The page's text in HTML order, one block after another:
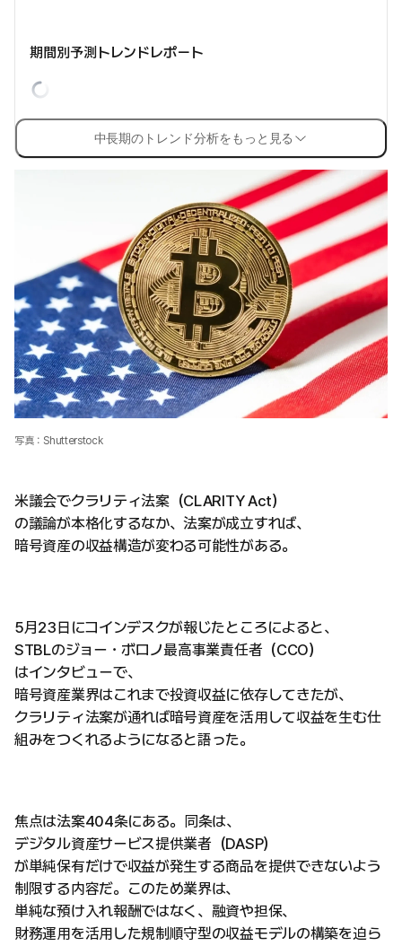
期間別予測トレンドレポート
中長期のトレンド分析をもっと見る
写真：Shutterstock
米議会でクラリティ法案（CLARITY Act）
の議論が本格化するなか、法案が成立すれば、
暗号資産の収益構造が変わる可能性がある。
5月23日にコインデスクが報じたところによると、
STBLのジョー・ボロノ最高事業責任者（CCO）
はインタビューで、
暗号資産業界はこれまで投資収益に依存してきたが、
クラリティ法案が通れば暗号資産を活用して収益を生む仕
組みをつくれるようになると語った。
焦点は法案404条にある。同条は、
デジタル資産サービス提供業者（DASP）
が単純保有だけで収益が発生する商品を提供できないよう
制限する内容だ。このため業界は、
単純な預け入れ報酬ではなく、融資や担保、
財務運用を活用した規制順守型の収益モデルの構築を迫ら